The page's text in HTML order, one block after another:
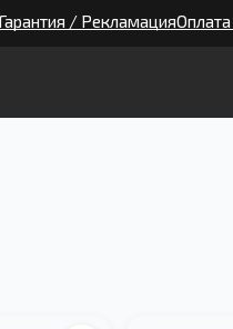
Гарантия / Рекламация